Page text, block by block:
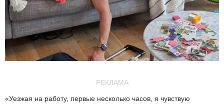
РЕКЛАМА
«Уезжая на работу, первые несколько часов, я чувствую